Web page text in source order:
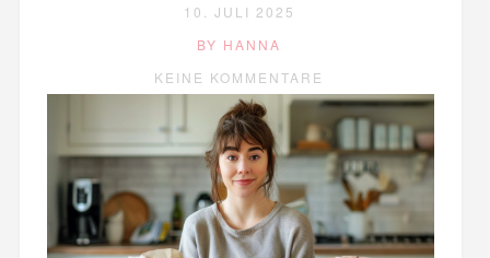
10. JULI 2025
BY HANNA
KEINE KOMMENTARE